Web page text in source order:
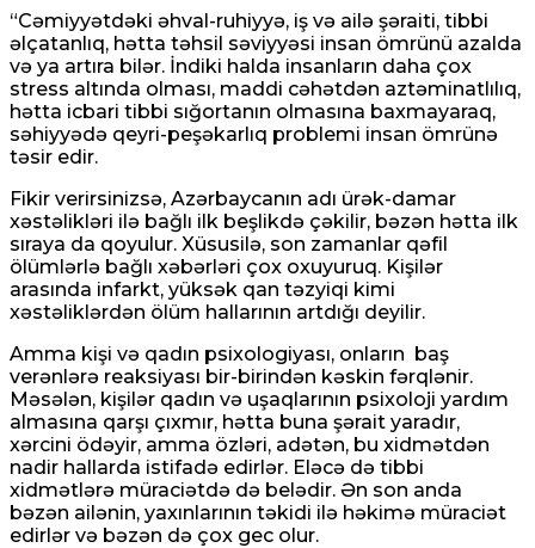
“Cəmiyyətdəki əhval-ruhiyyə, iş və ailə şəraiti, tibbi
əlçatanlıq, hətta təhsil səviyyəsi insan ömrünü azalda
və ya artıra bilər. İndiki halda insanların daha çox
stress altında olması, maddi cəhətdən aztəminatlılıq,
hətta icbari tibbi sığortanın olmasına baxmayaraq,
səhiyyədə qeyri-peşəkarlıq problemi insan ömrünə
təsir edir.
Fikir verirsinizsə, Azərbaycanın adı ürək-damar
xəstəlikləri ilə bağlı ilk beşlikdə çəkilir, bəzən hətta ilk
sıraya da qoyulur. Xüsusilə, son zamanlar qəfil
ölümlərlə bağlı xəbərləri çox oxuyuruq. Kişilər
arasında infarkt, yüksək qan təzyiqi kimi
xəstəliklərdən ölüm hallarının artdığı deyilir.
Amma kişi və qadın psixologiyası, onların baş
verənlərə reaksiyası bir-birindən kəskin fərqlənir.
Məsələn, kişilər qadın və uşaqlarının psixoloji yardım
almasına qarşı çıxmır, hətta buna şərait yaradır,
xərcini ödəyir, amma özləri, adətən, bu xidmətdən
nadir hallarda istifadə edirlər. Eləcə də tibbi
xidmətlərə müraciətdə də belədir. Ən son anda
bəzən ailənin, yaxınlarının təkidi ilə həkimə müraciət
edirlər və bəzən də çox gec olur.